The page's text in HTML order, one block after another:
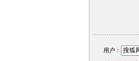
用户：